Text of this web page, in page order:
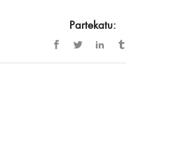
Partekatu: